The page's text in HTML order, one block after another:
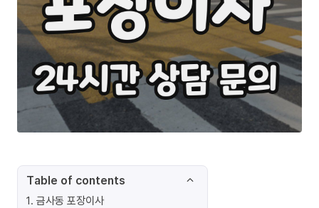
Table of contents
1. 금사동 포장이사